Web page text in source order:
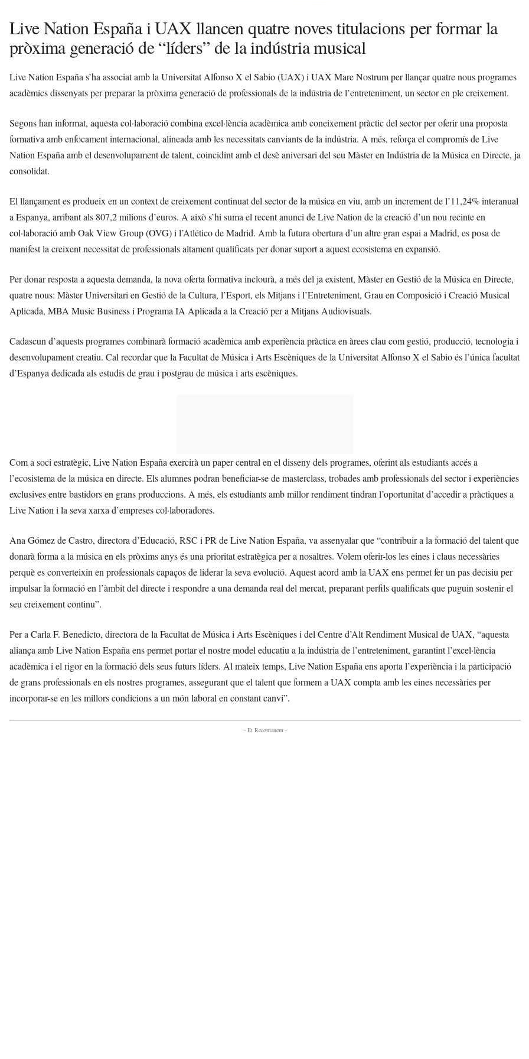
Live Nation España i UAX llancen quatre noves titulacions per formar la
pròxima generació de “líders” de la indústria musical
Live Nation España s’ha associat amb la Universitat Alfonso X el Sabio (UAX) i UAX Mare Nostrum per llançar quatre nous programes
acadèmics dissenyats per preparar la pròxima generació de professionals de la indústria de l’entreteniment, un sector en ple creixement.
Segons han informat, aquesta col·laboració combina excel·lència acadèmica amb coneixement pràctic del sector per oferir una proposta
formativa amb enfocament internacional, alineada amb les necessitats canviants de la indústria. A més, reforça el compromís de Live
Nation España amb el desenvolupament de talent, coincidint amb el desè aniversari del seu Màster en Indústria de la Música en Directe, ja
consolidat.
El llançament es produeix en un context de creixement continuat del sector de la música en viu, amb un increment de l’11,24% interanual
a Espanya, arribant als 807,2 milions d’euros. A això s’hi suma el recent anunci de Live Nation de la creació d’un nou recinte en
col·laboració amb Oak View Group (OVG) i l’Atlético de Madrid. Amb la futura obertura d’un altre gran espai a Madrid, es posa de
manifest la creixent necessitat de professionals altament qualificats per donar suport a aquest ecosistema en expansió.
Per donar resposta a aquesta demanda, la nova oferta formativa inclourà, a més del ja existent, Màster en Gestió de la Música en Directe,
quatre nous: Màster Universitari en Gestió de la Cultura, l’Esport, els Mitjans i l’Entreteniment, Grau en Composició i Creació Musical
Aplicada, MBA Music Business i Programa IA Aplicada a la Creació per a Mitjans Audiovisuals.
Cadascun d’aquests programes combinarà formació acadèmica amb experiència pràctica en àrees clau com gestió, producció, tecnologia i
desenvolupament creatiu. Cal recordar que la Facultat de Música i Arts Escèniques de la Universitat Alfonso X el Sabio és l’única facultat
d’Espanya dedicada als estudis de grau i postgrau de música i arts escèniques.
Com a soci estratègic, Live Nation España exercirà un paper central en el disseny dels programes, oferint als estudiants accés a
l’ecosistema de la música en directe. Els alumnes podran beneficiar-se de masterclass, trobades amb professionals del sector i experiències
exclusives entre bastidors en grans produccions. A més, els estudiants amb millor rendiment tindran l’oportunitat d’accedir a pràctiques a
Live Nation i la seva xarxa d’empreses col·laboradores.
Ana Gómez de Castro, directora d’Educació, RSC i PR de Live Nation España, va assenyalar que “contribuir a la formació del talent que
donarà forma a la música en els pròxims anys és una prioritat estratègica per a nosaltres. Volem oferir-los les eines i claus necessàries
perquè es converteixin en professionals capaços de liderar la seva evolució. Aquest acord amb la UAX ens permet fer un pas decisiu per
impulsar la formació en l’àmbit del directe i respondre a una demanda real del mercat, preparant perfils qualificats que puguin sostenir el
seu creixement continu”.
Per a Carla F. Benedicto, directora de la Facultat de Música i Arts Escèniques i del Centre d’Alt Rendiment Musical de UAX, “aquesta
aliança amb Live Nation España ens permet portar el nostre model educatiu a la indústria de l’entreteniment, garantint l’excel·lència
acadèmica i el rigor en la formació dels seus futurs líders. Al mateix temps, Live Nation España ens aporta l’experiència i la participació
de grans professionals en els nostres programes, assegurant que el talent que formem a UAX compta amb les eines necessàries per
incorporar-se en les millors condicions a un món laboral en constant canvi”.
- Et Recomanem -